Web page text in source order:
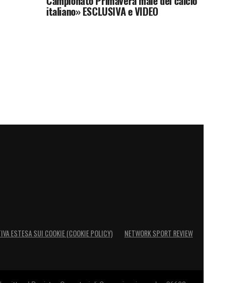
italiano» ESCLUSIVA e VIDEO
ESTESA SUI COOKIE (COOKIE POLICY) NETWORK SPORT REVIEW